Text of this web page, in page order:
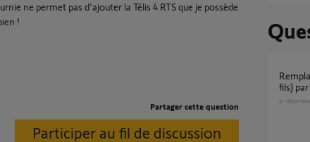
ne permet pas d'ajouter la Télis 4 RTS que je possède
!
Partager cette question
Participer au fil de discussion
Remplacement moteur volet roulant filaire (4
fils)
4 réponses